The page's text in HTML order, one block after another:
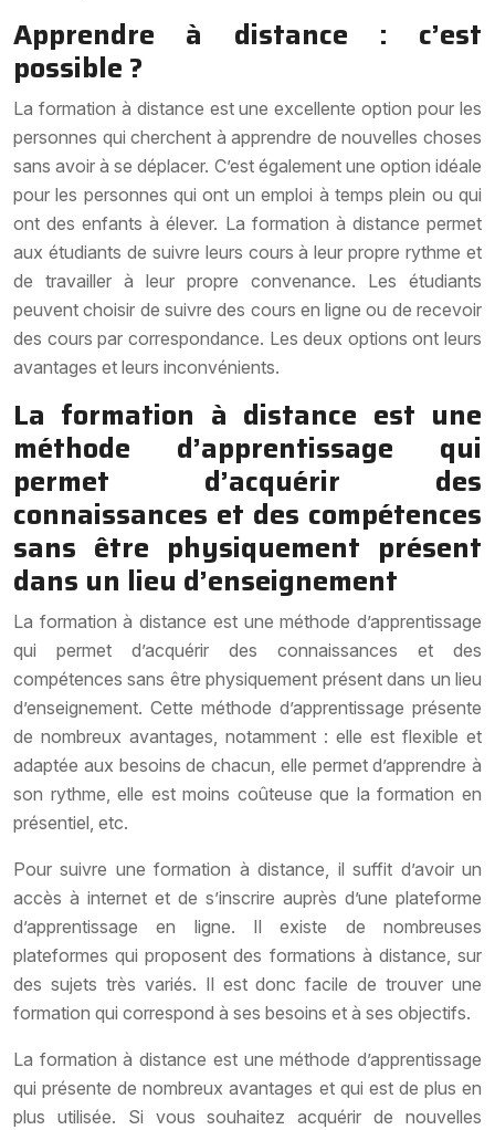
Apprendre à distance : c’est
possible ?
La formation à distance est une excellente option pour les
personnes qui cherchent à apprendre de nouvelles choses
sans avoir à se déplacer. C’est également une option idéale
pour les personnes qui ont un emploi à temps plein ou qui
ont des enfants à élever. La formation à distance permet
aux étudiants de suivre leurs cours à leur propre rythme et
de travailler à leur propre convenance. Les étudiants
peuvent choisir de suivre des cours en ligne ou de recevoir
des cours par correspondance. Les deux options ont leurs
avantages et leurs inconvénients.
La formation à distance est une
méthode d’apprentissage qui
permet d’acquérir des
connaissances et des compétences
sans être physiquement présent
dans un lieu d’enseignement
La formation à distance est une méthode d’apprentissage
qui permet d’acquérir des connaissances et des
compétences sans être physiquement présent dans un lieu
d’enseignement. Cette méthode d’apprentissage présente
de nombreux avantages, notamment : elle est flexible et
adaptée aux besoins de chacun, elle permet d’apprendre à
son rythme, elle est moins coûteuse que la formation en
présentiel, etc.
Pour suivre une formation à distance, il suffit d’avoir un
accès à internet et de s’inscrire auprès d’une plateforme
d’apprentissage en ligne. Il existe de nombreuses
plateformes qui proposent des formations à distance, sur
des sujets très variés. Il est donc facile de trouver une
formation qui correspond à ses besoins et à ses objectifs.
La formation à distance est une méthode d’apprentissage
qui présente de nombreux avantages et qui est de plus en
plus utilisée. Si vous souhaitez acquérir de nouvelles